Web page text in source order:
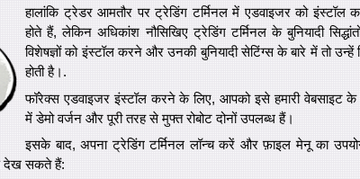
हालांकि ट्रेडर आमतौर पर ट्रेडिंग टर्मिनल में एडवाइजर को इंस्टॉल
होते हैं, लेकिन अधिकांश नौसिखिए ट्रेडिंग टर्मिनल के बुनियादी
विशेषज्ञों को इंस्टॉल करने और उनकी बुनियादी सेटिंग्स के बारे में तो उन्हें
होती है।.
फॉरेक्स एडवाइजर इंस्टॉल करने के लिए, आपको इसे हमारी वेबसाइट
में डेमो वर्जन और पूरी तरह से मुफ्त रोबोट दोनों उपलब्ध हैं।
इसके बाद, अपना ट्रेडिंग टर्मिनल लॉन्च करें और फ़ाइल मेनू का
देख सकते हैं: